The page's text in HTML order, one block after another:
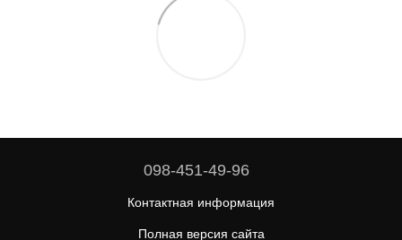
098-451-49-96
Контактная информация
Полная версия сайта